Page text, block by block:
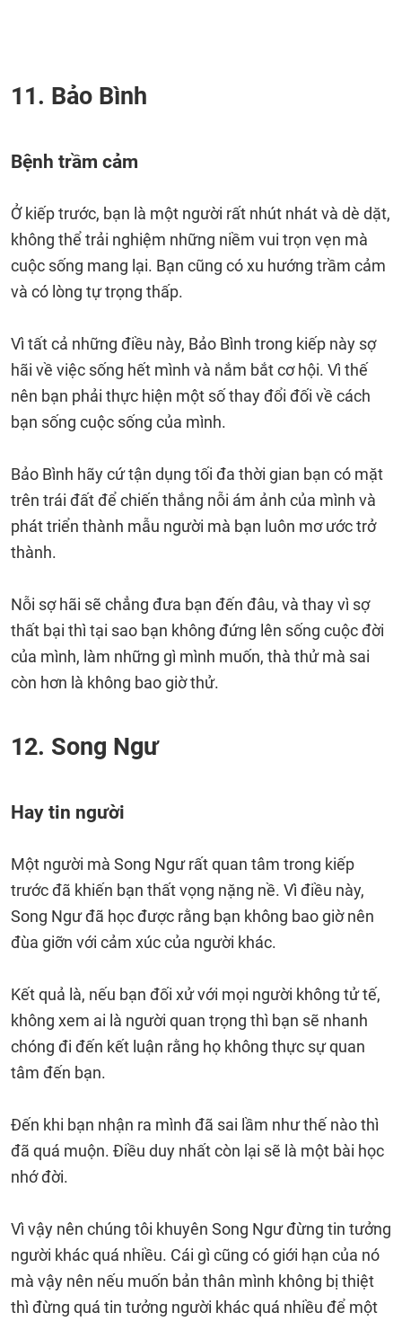
11. Bảo Bình
Bệnh trầm cảm
Ở kiếp trước, bạn là một người rất nhút nhát và dè dặt,
không thể trải nghiệm những niềm vui trọn vẹn mà
cuộc sống mang lại. Bạn cũng có xu hướng trầm cảm
và có lòng tự trọng thấp.
Vì tất cả những điều này, Bảo Bình trong kiếp này sợ
hãi về việc sống hết mình và nắm bắt cơ hội. Vì thế
nên bạn phải thực hiện một số thay đổi đối về cách
bạn sống cuộc sống của mình.
Bảo Bình hãy cứ tận dụng tối đa thời gian bạn có mặt
trên trái đất để chiến thắng nỗi ám ảnh của mình và
phát triển thành mẫu người mà bạn luôn mơ ước trở
thành.
Nỗi sợ hãi sẽ chẳng đưa bạn đến đâu, và thay vì sợ
thất bại thì tại sao bạn không đứng lên sống cuộc đời
của mình, làm những gì mình muốn, thà thử mà sai
còn hơn là không bao giờ thử.
12. Song Ngư
Hay tin người
Một người mà Song Ngư rất quan tâm trong kiếp
trước đã khiến bạn thất vọng nặng nề. Vì điều này,
Song Ngư đã học được rằng bạn không bao giờ nên
đùa giỡn với cảm xúc của người khác.
Kết quả là, nếu bạn đối xử với mọi người không tử tế,
không xem ai là người quan trọng thì bạn sẽ nhanh
chóng đi đến kết luận rằng họ không thực sự quan
tâm đến bạn.
Đến khi bạn nhận ra mình đã sai lầm như thế nào thì
đã quá muộn. Điều duy nhất còn lại sẽ là một bài học
nhớ đời.
Vì vậy nên chúng tôi khuyên Song Ngư đừng tin tưởng
người khác quá nhiều. Cái gì cũng có giới hạn của nó
mà vậy nên nếu muốn bản thân mình không bị thiệt
thì đừng quá tin tưởng người khác quá nhiều để một